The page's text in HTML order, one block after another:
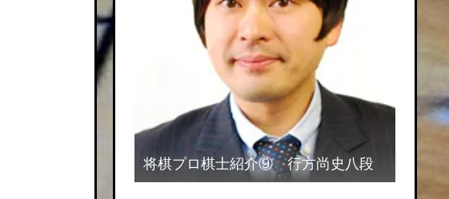
将棋プロ棋士紹介⑨ 行方尚史八段